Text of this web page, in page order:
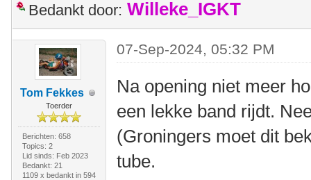
Bedankt door: Willeke_IGKT
Tom Fekkes
Toerder
Berichten: 658
Topics: 2
Lid sinds: Feb 2023
Bedankt: 21
1109 x bedankt in 594
07-Sep-2024, 05:32 PM
Na opening niet meer
een lekke band rijdt.
(Groningers moet dit
tube.